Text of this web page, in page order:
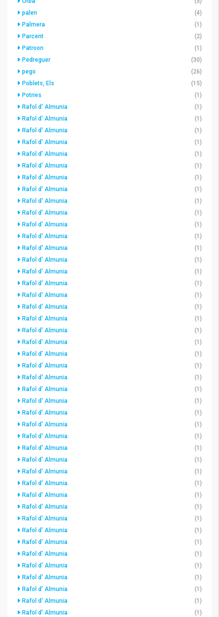
palen
(4)
Palmera
(1)
Parcent
(2)
Patroon
(1)
Pedreguer
(30)
pego
(26)
Poblets, Els
(15)
Potries
(1)
Rafol d' Almunia
(1)
Rafol d' Almunia
(1)
Rafol d' Almunia
(1)
Rafol d' Almunia
(1)
Rafol d' Almunia
(1)
Rafol d' Almunia
(1)
Rafol d' Almunia
(1)
Rafol d' Almunia
(1)
Rafol d' Almunia
(1)
Rafol d' Almunia
(1)
Rafol d' Almunia
(1)
Rafol d' Almunia
(1)
Rafol d' Almunia
(1)
Rafol d' Almunia
(1)
Rafol d' Almunia
(1)
Rafol d' Almunia
(1)
Rafol d' Almunia
(1)
Rafol d' Almunia
(1)
Rafol d' Almunia
(1)
Rafol d' Almunia
(1)
Rafol d' Almunia
(1)
Rafol d' Almunia
(1)
Rafol d' Almunia
(1)
Rafol d' Almunia
(1)
Rafol d' Almunia
(1)
Rafol d' Almunia
(1)
Rafol d' Almunia
(1)
Rafol d' Almunia
(1)
Rafol d' Almunia
(1)
Rafol d' Almunia
(1)
Rafol d' Almunia
(1)
Rafol d' Almunia
(1)
Rafol d' Almunia
(1)
Rafol d' Almunia
(1)
Rafol d' Almunia
(1)
Rafol d' Almunia
(1)
Rafol d' Almunia
(1)
Rafol d' Almunia
(1)
Rafol d' Almunia
(1)
Rafol d' Almunia
(1)
Rafol d' Almunia
(1)
Rafol d' Almunia
(1)
Rafol d' Almunia
(1)
Rafol d' Almunia
(1)